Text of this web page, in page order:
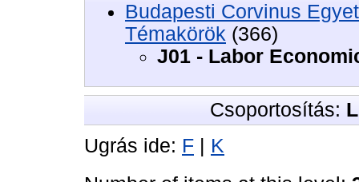
Budapesti Corvinus
Témakörök (366)
J01 - Labor
Csoportosítás:
Ugrás ide: F
K